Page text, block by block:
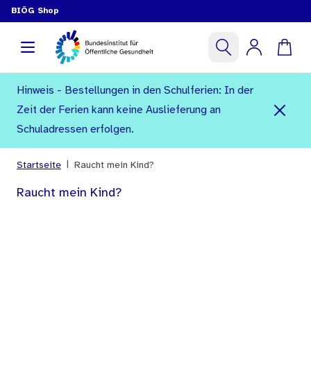
BIÖG Shop
Hinweis - Bestellungen in den Schulferien: In der
Zeit der Ferien kann keine Auslieferung an
Schuladressen erfolgen.
Startseite Raucht mein Kind?
Raucht mein Kind?